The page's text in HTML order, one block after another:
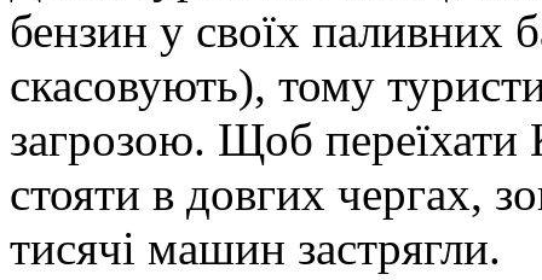
бензин у своїх паливних
скасовують), тому
загрозою. Щоб переїхати
стояти в довгих чергах,
тисячі машин застрягли.